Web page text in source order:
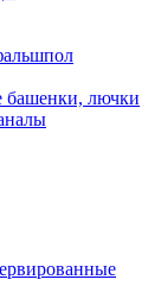
башенки, лючки